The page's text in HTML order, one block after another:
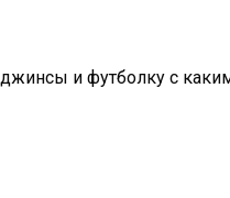
и футболку с